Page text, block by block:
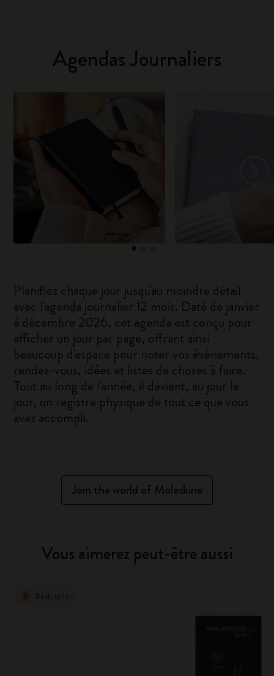
Agendas Journaliers
Planifiez chaque jour jusqu'au moindre détail
avec l'agenda journalier 12 mois. Daté de janvier
à décembre 2026, cet agenda est conçu pour
afficher un jour par page, offrant ainsi
beaucoup d'espace pour noter vos événements,
rendez-vous, idées et listes de choses à faire.
Tout au long de l'année, il devient, au jour le
jour, un registre physique de tout ce que vous
avez accompli.
Join the world of Moleskine
Vous aimerez peut-être aussi